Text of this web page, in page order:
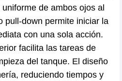
de ambos ojos al
pull-down permite iniciar la
con una sola acción.
facilita las tareas de
del tanque. El diseño
reduciendo tiempos y